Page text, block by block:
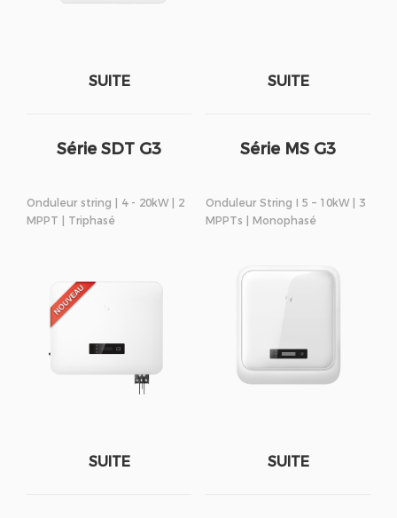
SUITE SUITE
Série SDT G3
Onduleur string | 4 - 20kW | 2
MPPT | Triphasé
SUITE
Série MS G3
Onduleur String I 5 – 10kW | 3
MPPTs | Monophasé
SUITE